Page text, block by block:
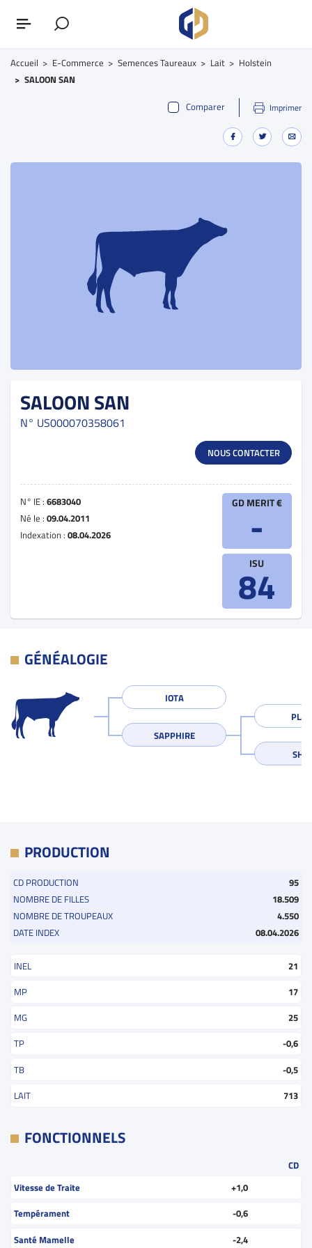
Accueil E-Commerce Semences Taureaux Lait
Holstein
SALOON SAN
Comparer
Imprimer
SALOON SAN
N° US000070358061
NOUS CONTACTER
N° IE : 6683040
Né le : 09.04.2011
Indexation : 08.04.2026
GD MERIT €
-
ISU
84
GÉNÉALOGIE
IOTA
SAPPHIRE
PRODUCTION
CD PRODUCTION
95
NOMBRE DE FILLES
18.509
NOMBRE DE TROUPEAUX
4.550
DATE INDEX
08.04.2026
INEL
21
MP
17
MG
25
TP
-0,6
TB
-0,5
LAIT
713
FONCTIONNELS
CD
Vitesse de Traite
+1,0
Tempérament
-0,6
Santé Mamelle
-2,4